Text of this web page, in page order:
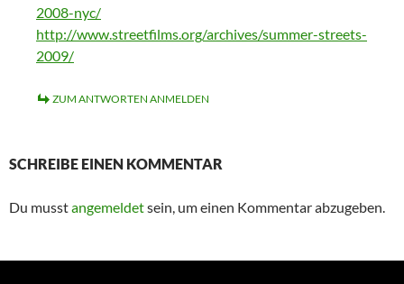
2008-nyc/
http://www.streetfilms.org/archives/summer-streets-
2009/
ZUM ANTWORTEN ANMELDEN
SCHREIBE EINEN KOMMENTAR
Du musstangemeldetsein, um einen Kommentar abzugeben.